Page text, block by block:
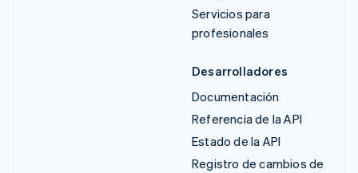
Servicios para
profesionales
Desarrolladores
Documentación
Referencia de la API
Estado de la API
Registro de cambios de